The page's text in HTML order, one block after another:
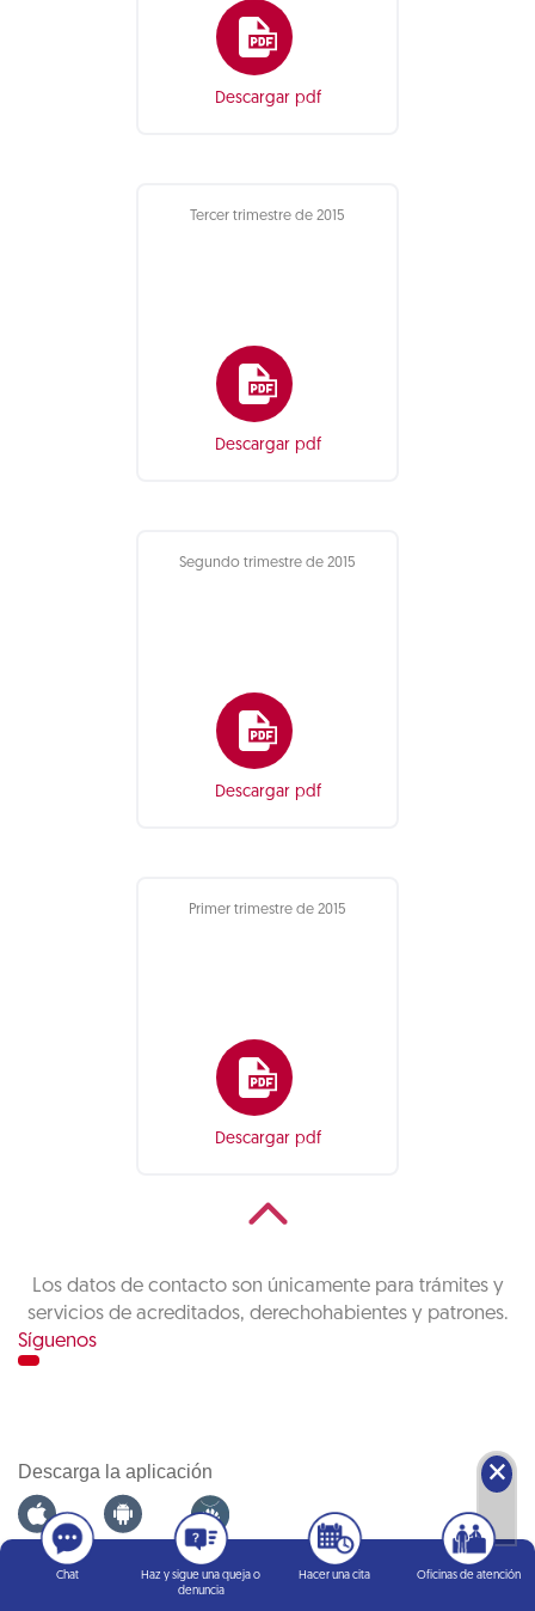
Descargar pdf
Tercer trimestre de 2015
Descargar pdf
Segundo trimestre de 2015
Descargar pdf
Primer trimestre de 2015
Descargar pdf
Los datos de contacto son únicamente para trámites y
servicios de acreditados, derechohabientes y patrones.
Síguenos
Descarga la aplicación
Infonatel
🗙
Chat
Haz y sigue una queja o
denuncia
Hacer una cita Oficinas de atención